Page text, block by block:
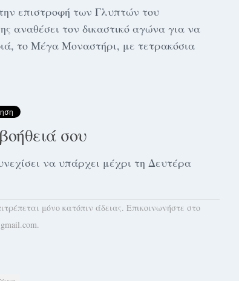
επιστροφή των Γλυπτών του
αναθέσει τον δικαστικό αγώνα για να
το Μέγα Μοναστήρι, με τετρακόσια
σου
να υπάρχει μέχρι τη Δευτέρα
μόνο κατόπιν άδειας. Επικοινωνήστε στο